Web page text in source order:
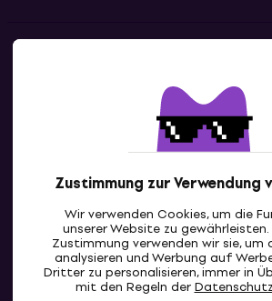
Zustimmung zur Verwendung
Wir verwenden Cookies, um die
unserer Website zu
Zustimmung verwenden wir sie,
analysieren und Werbung auf
Dritter zu personalisieren, immer in
mit den Regeln der
Kontaktiere uns
AT